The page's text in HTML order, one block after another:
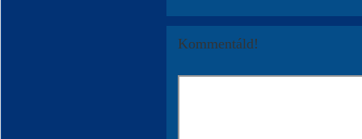
Kommentáld!